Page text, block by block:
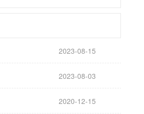
2023-08-15
2023-08-03
2020-12-15